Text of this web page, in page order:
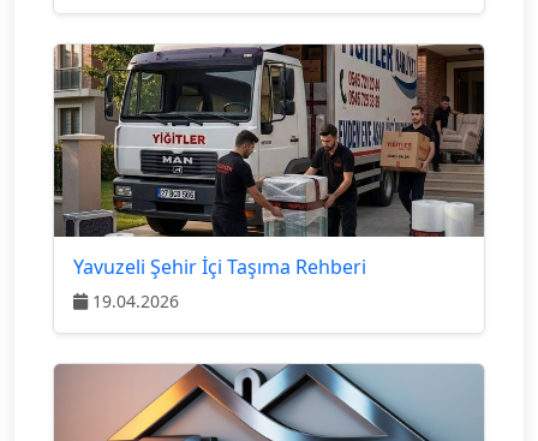
Yavuzeli Şehir İçi Taşıma Rehberi
19.04.2026